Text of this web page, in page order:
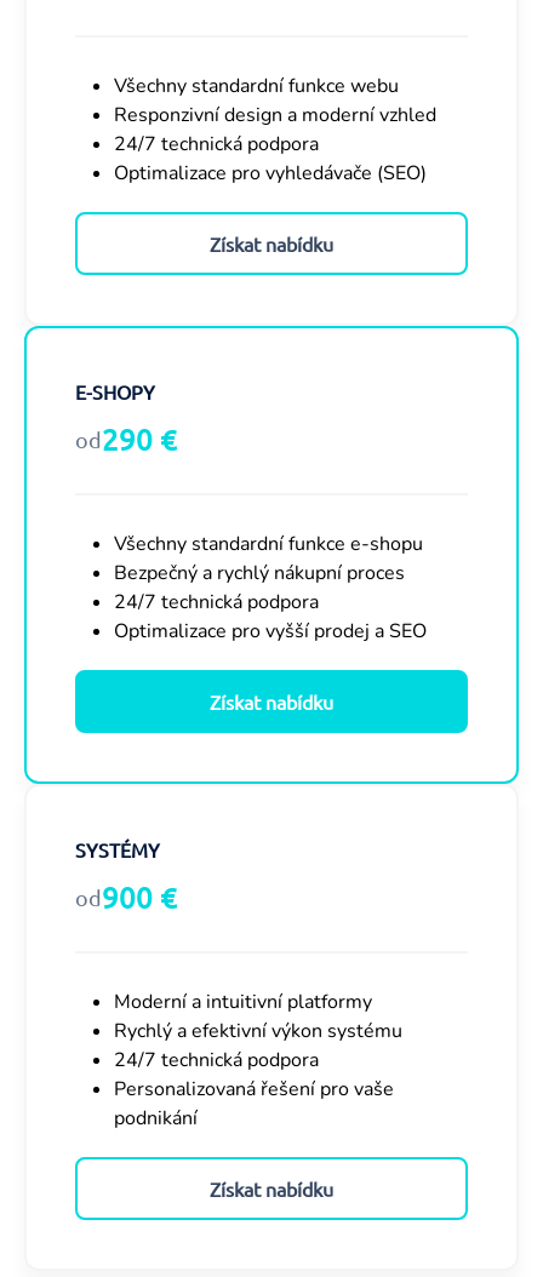
Všechny standardní funkce webu
Responzivní design a moderní vzhled
24/7 technická podpora
Optimalizace pro vyhledávače (SEO)
Získat nabídku
E-SHOPY
od290 €
Všechny standardní funkce e-shopu
Bezpečný a rychlý nákupní proces
24/7 technická podpora
Optimalizace pro vyšší prodej a SEO
Získat nabídku
SYSTÉMY
od900 €
Moderní a intuitivní platformy
Rychlý a efektivní výkon systému
24/7 technická podpora
Personalizovaná řešení pro vaše
podnikání
Získat nabídku